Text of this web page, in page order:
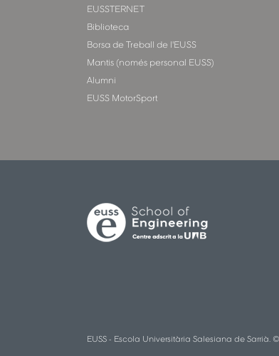
EUSSTERNET
Biblioteca
Borsa de Treball de l'EUSS
Mantis (només personal EUSS)
Alumni
EUSS MotorSport
EUSS - Escola Universitària Salesiana de Sarrià.